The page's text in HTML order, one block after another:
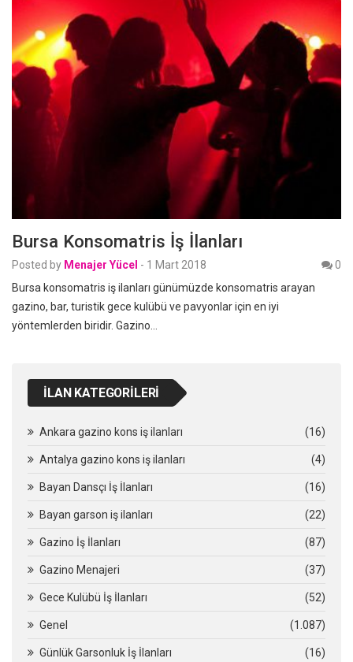
Bursa Konsomatris İş İlanları
Posted by Menajer Yücel - 1 Mart 2018
0
Bursa konsomatris iş ilanları günümüzde konsomatris arayan
gazino, bar, turistik gece kulübü ve pavyonlar için en iyi
yöntemlerden biridir. Gazino…
İLAN KATEGORILERI
Ankara gazino kons iş ilanları (16)
Antalya gazino kons iş ilanları (4)
Bayan Dansçı İş İlanları (16)
Bayan garson iş ilanları (22)
Gazino İş İlanları (87)
Gazino Menajeri (37)
Gece Kulübü İş İlanları (52)
Genel (1.087)
Günlük Garsonluk İş İlanları (16)